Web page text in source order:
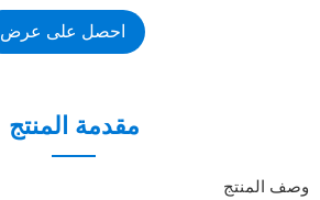
احصل على عرض
مقدمة المنتج
وصف المنتج